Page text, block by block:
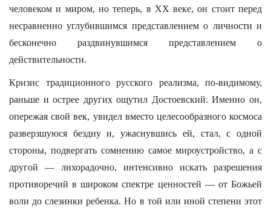
человеком и миром, но теперь, в XX веке, он стоит перед
несравненно углубившимся представлением о личности и
бесконечно раздвинувшимся представлением о
действительности.
Кризис традиционного русского реализма, по-видимому,
раньше и острее других ощутил Достоевский. Именно он,
опережая свой век, увидел вместо целесообразного космоса
разверзшуюся бездну и, ужаснувшись ей, стал, с одной
стороны, подвергать сомнению самое мироустройство, а с
другой — лихорадочно, интенсивно искать разрешения
противоречий в широком спектре ценностей — от Божьей
воли до слезинки ребенка. Но в той или иной степени этот